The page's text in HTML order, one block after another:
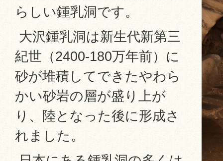
らしい鍾乳洞です。
大沢鍾乳洞は新生代新第三
紀世（2400-180万年前）に
砂が堆積してできたやわら
かい砂岩の層が盛り上が
り、陸となった後に形成さ
れました。